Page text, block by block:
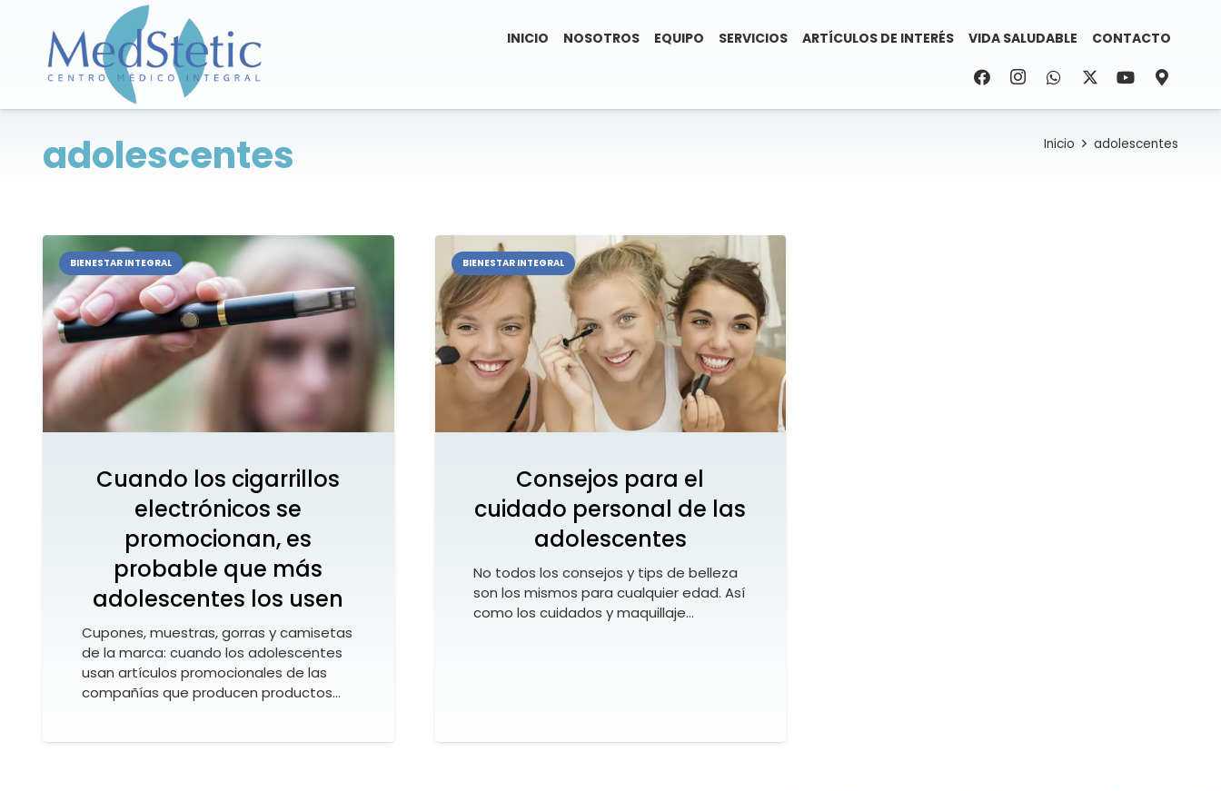
INICIO NOSOTROS EQUIPO SERVICIOS ARTÍCULOS DE INTERÉS VIDA SALUDABLE CONTACTO
adolescentes Inicio adolescentes
BIENESTAR INTEGRAL
Cuando los cigarrillos
electrónicos se
promocionan, es
probable que más
adolescentes los usen
Cupones, muestras, gorras y camisetas
de la marca: cuando los adolescentes
usan artículos promocionales de las
compañías que producen productos…
BIENESTAR INTEGRAL
Consejos para el
cuidado personal de las
adolescentes
No todos los consejos y tips de belleza
son los mismos para cualquier edad. Así
como los cuidados y maquillaje…